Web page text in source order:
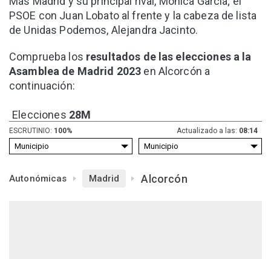
PSOE con Juan Lobato al frente y la cabeza de lista
de Unidas Podemos, Alejandra Jacinto.
Comprueba los resultados de las elecciones a la
Asamblea de Madrid 2023 en Alcorcón a
continuación:
Elecciones 28M
ESCRUTINIO: 100% Actualizado a las: 08:14
Autonómicas Madrid Alcorcón